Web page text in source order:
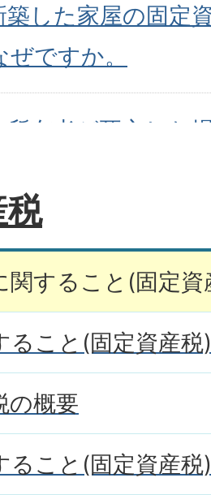
築した家屋の固定
ですか。
所有者が死亡した
の新築住宅の減額
税
関すること(固定資
ること(固定資産税)
の概要
ること(固定資産税)